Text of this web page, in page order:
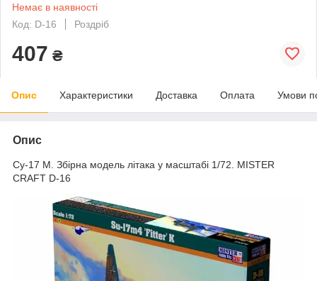
Немає в наявності
Код: D-16
Роздріб
407 ₴
Опис Характеристики Доставка Оплата Умови
Опис
Су-17 М. Збірна модель літака у масштабі 1/72. MISTER
CRAFT D-16